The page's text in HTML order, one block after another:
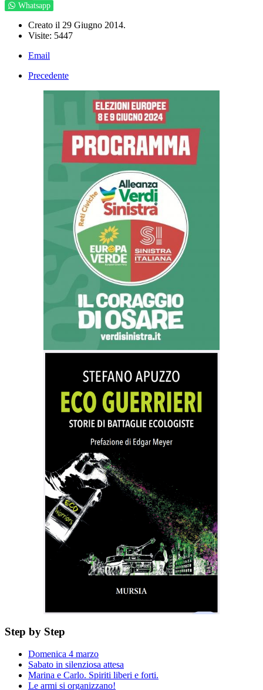
Whatsapp
Creato il 29 Giugno 2014.
Visite: 5447
Email
Precedente
Step by Step
Domenica 4 marzo
Sabato in silenziosa attesa
Marina e Carlo. Spiriti liberi e forti.
Le armi si organizzano!